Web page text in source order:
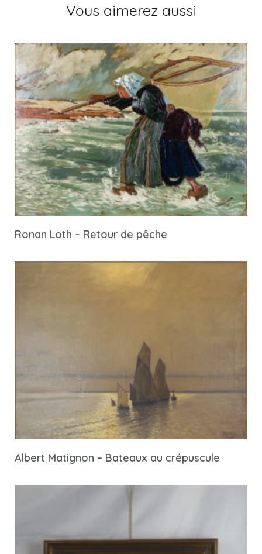
Vous aimerez aussi
Ronan Loth – Retour de pêche
Albert Matignon – Bateaux au crépuscule